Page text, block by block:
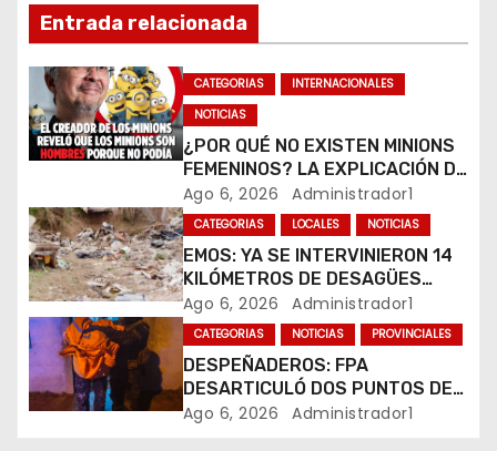
n
d
e
e
n
t
r
a
d
Entrada relacionada
CATEGORIAS
INTERNACIONALES
NOTICIAS
¿POR QUÉ NO EXISTEN MINIONS
FEMENINOS? LA EXPLICACIÓN DE
SU CREADOR QUE VOLVIÓ A
VIRALIZARSE
Ago 6, 2026 Administrador1
CATEGORIAS LOCALES NOTICIAS
EMOS: YA SE INTERVINIERON 14
KILÓMETROS DE DESAGÜES
PLUVIALES
Ago 6, 2026 Administrador1
CATEGORIAS NOTICIAS PROVINCIALES
DESPEÑADEROS: FPA
DESARTICULÓ DOS PUNTOS DE
VENTA DE DROGAS. TRES
Ago 6, 2026 Administrador1